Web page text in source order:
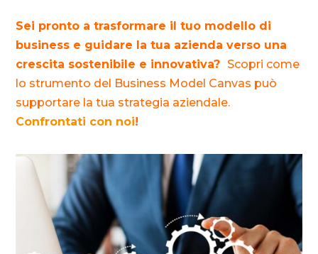
Sei pronto a trasformare il tuo modello di
business e guidare la tua azienda verso una
crescita sostenibile e innovativa?Scopri come
lo strumento del Business Model Canvas può
supportare la tua strategia aziendale.
Confrontati con noi!